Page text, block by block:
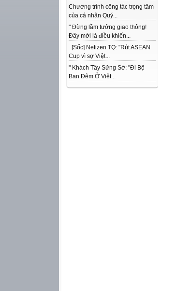
Chương trình công tác trọng tâm
của cá nhân Quý...
" Đừng lầm tưởng giao thông!
Đây mới là điều khiến...
[Sốc] Netizen TQ: "Rút ASEAN
Cup vì sợ Việt...
" Khách Tây Sững Sờ: "Đi Bộ
Ban Đêm Ở Việt...